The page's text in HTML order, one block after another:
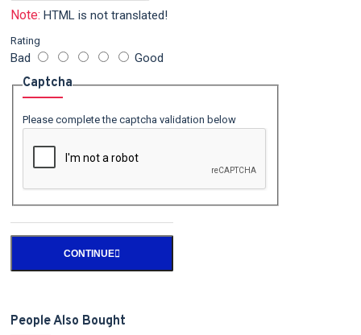
Note: HTML is not translated!
Rating
Bad Good
Captcha
Please complete the captcha validation below
CONTINUE
People Also Bought